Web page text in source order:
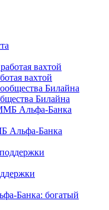
вахтой
Билайна
Альфа-Банка